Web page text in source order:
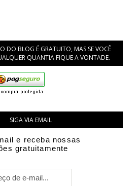
DO BLOG É GRATUITO, MAS SE VOCÊ
QUANTIA FIQUE A VONTADE.
SIGA VIA EMAIL
e receba nossas
gratuitamente